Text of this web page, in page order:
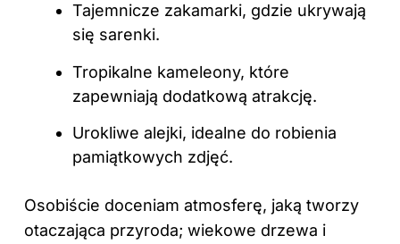
Tajemnicze zakamarki, gdzie ukrywają
się sarenki.
Tropikalne kameleony, które
zapewniają dodatkową atrakcję.
Urokliwe alejki, idealne do robienia
pamiątkowych zdjęć.
Osobiście doceniam atmosferę, jaką tworzy
otaczająca przyroda; wiekowe drzewa i